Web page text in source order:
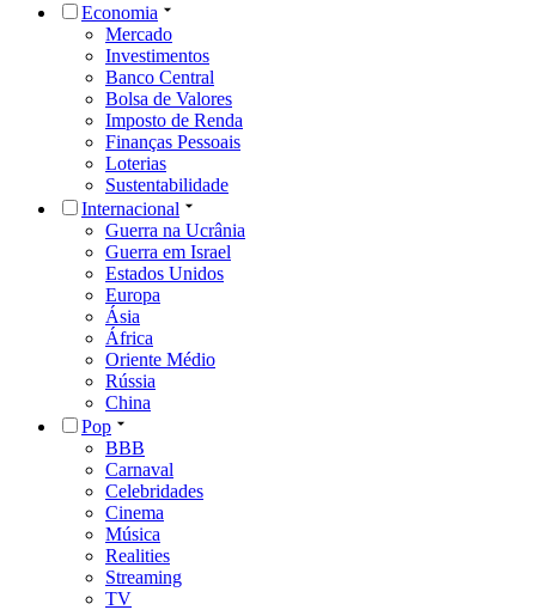
Economia
Mercado
Investimentos
Banco Central
Bolsa de Valores
Imposto de Renda
Finanças Pessoais
Loterias
Sustentabilidade
Internacional
Guerra na Ucrânia
Guerra em Israel
Estados Unidos
Europa
Ásia
África
Oriente Médio
Rússia
China
Pop
BBB
Carnaval
Celebridades
Cinema
Música
Realities
Streaming
TV